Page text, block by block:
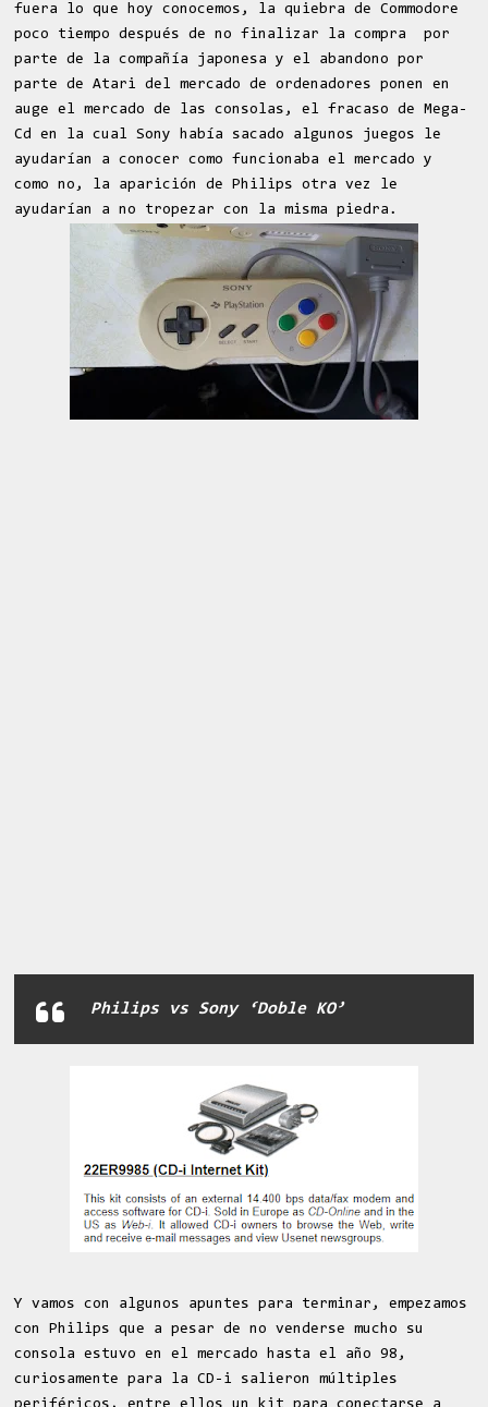
fuera lo que hoy conocemos, la quiebra de Commodore
poco tiempo después de no finalizar la compra por
parte de la compañía japonesa y el abandono por
parte de Atari del mercado de ordenadores ponen en
auge el mercado de las consolas, el fracaso de Mega-
Cd en la cual Sony había sacado algunos juegos le
ayudarían a conocer como funcionaba el mercado y
como no, la aparición de Philips otra vez le
ayudarían a no tropezar con la misma piedra.
Philips vs Sony ‘Doble KO’
Y vamos con algunos apuntes para terminar, empezamos
con Philips que a pesar de no venderse mucho su
consola estuvo en el mercado hasta el año 98,
curiosamente para la CD-i salieron múltiples